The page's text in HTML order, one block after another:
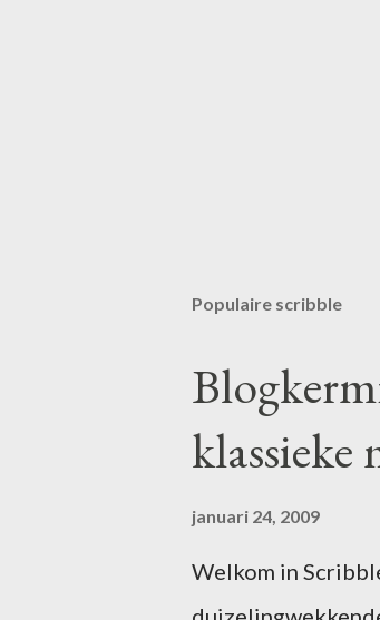
Populaire scribble
klassieke
januari 24, 2009
Welkom in